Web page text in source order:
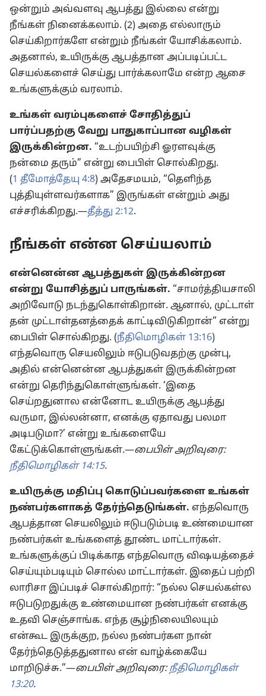
ஒன்றும் அவ்வளவு ஆபத்து இல்லை என்று
நீங்கள் நினைக்கலாம். (2) அதை எல்லாரும்
செய்கிறார்களே என்றும் நீங்கள் யோசிக்கலாம்.
அதனால், உயிருக்கு ஆபத்தான அப்படிப்பட்ட
செயல்களைச் செய்து பார்க்கலாமே என்ற ஆசை
உங்களுக்கும் வரலாம்.
உங்கள் வரம்புகளைச் சோதித்துப்
பார்ப்பதற்கு வேறு பாதுகாப்பான வழிகள்
இருக்கின்றன. “உடற்பயிற்சி ஓரளவுக்கு
நன்மை தரும்” என்று பைபிள் சொல்கிறது.
(1 தீமோத்தேயு 4:8) அதேசமயம், “தெளிந்த
புத்தியுள்ளவர்களாக” இருங்கள் என்றும் அது
எச்சரிக்கிறது.—தீத்து 2:12.
நீங்கள் என்ன செய்யலாம்
என்னென்ன ஆபத்துகள் இருக்கின்றன
என்று யோசித்துப் பாருங்கள். “சாமர்த்தியசாலி
அறிவோடு நடந்துகொள்கிறான். ஆனால், முட்டாள்
தன் முட்டாள்தனத்தைக் காட்டிவிடுகிறான்” என்று
பைபிள் சொல்கிறது. (நீதிமொழிகள் 13:16)
எந்தவொரு செயலிலும் ஈடுபடுவதற்கு முன்பு,
அதில் என்னென்ன ஆபத்துகள் இருக்கின்றன
என்று தெரிந்துகொள்ளுங்கள். ‘இதை
செய்றதுனால என்னோட உயிருக்கு ஆபத்து
வருமா, இல்லன்னா, எனக்கு ஏதாவது பலமா
அடிபடுமா?’ என்று உங்களையே
கேட்டுக்கொள்ளுங்கள்.—பைபிள் அறிவுரை:
நீதிமொழிகள் 14:15.
உயிருக்கு மதிப்பு கொடுப்பவர்களை உங்கள்
நண்பர்களாகத் தேர்ந்தெடுங்கள். எந்தவொரு
ஆபத்தான செயலிலும் ஈடுபடும்படி உண்மையான
நண்பர்கள் உங்களைத் தூண்ட மாட்டார்கள்.
உங்களுக்குப் பிடிக்காத எந்தவொரு விஷயத்தைச்
செய்யும்படியும் சொல்ல மாட்டார்கள். இதைப் பற்றி
லாரிசா இப்படிச் சொல்கிறார்: “நல்ல செயல்கள்ல
ஈடுபடுறதுக்கு உண்மையான நண்பர்கள் எனக்கு
உதவி செஞ்சாங்க. எந்த சூழ்நிலையிலயும்
என்கூட இருக்குற, நல்ல நண்பர்கள நான்
தேர்ந்தெடுத்ததுனால என் வாழ்க்கையே
மாறிடுச்சு.”—பைபிள் அறிவுரை: நீதிமொழிகள்
13:20.